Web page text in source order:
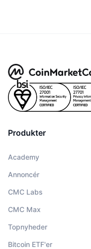
Produkter
Academy
Annoncér
CMC Labs
CMC Max
Topnyheder
Bitcoin ETF'er